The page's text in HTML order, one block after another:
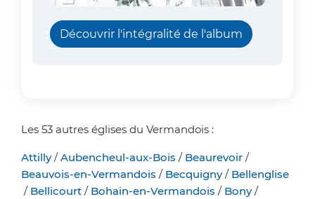
Découvrir l'intégralité de l'album
Les 53 autres églises du Vermandois :
Attilly/Aubencheul-aux-Bois / Beaurevoir /
Beauvois-en-Vermandois / Becquigny/ Bellenglise
/ Bellicourt / Bohain-en-Vermandois / Bony/